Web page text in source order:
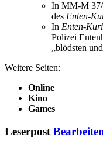
In MM-M 37/
des Enten-
In Enten-
Polizei
„blödsten
Weitere Seiten:
Online
Kino
Games
Leserpost